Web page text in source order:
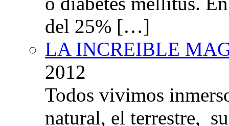
del 25% […]
LA INCREIBLE
2012
Todos vivimos
natural, el terrestre,